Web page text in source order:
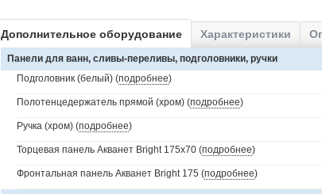
Дополнительное оборудование Характеристики
Панели для ванн, сливы-переливы, подголовники, ручки
Подголовник (белый) (подробнее)
Полотенцедержатель прямой (хром) (подробнее)
Ручка (хром) (подробнее)
Торцевая панель Акванет Bright 175x70 (подробнее)
Фронтальная панель Акванет Bright 175 (подробнее)